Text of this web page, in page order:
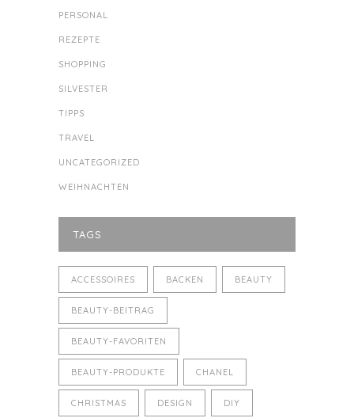
PERSONAL
REZEPTE
SHOPPING
SILVESTER
TIPPS
TRAVEL
UNCATEGORIZED
WEIHNACHTEN
TAGS
ACCESSOIRES BACKEN BEAUTY
BEAUTY-BEITRAG
BEAUTY-FAVORITEN
BEAUTY-PRODUKTE CHANEL
CHRISTMAS DESIGN DIY